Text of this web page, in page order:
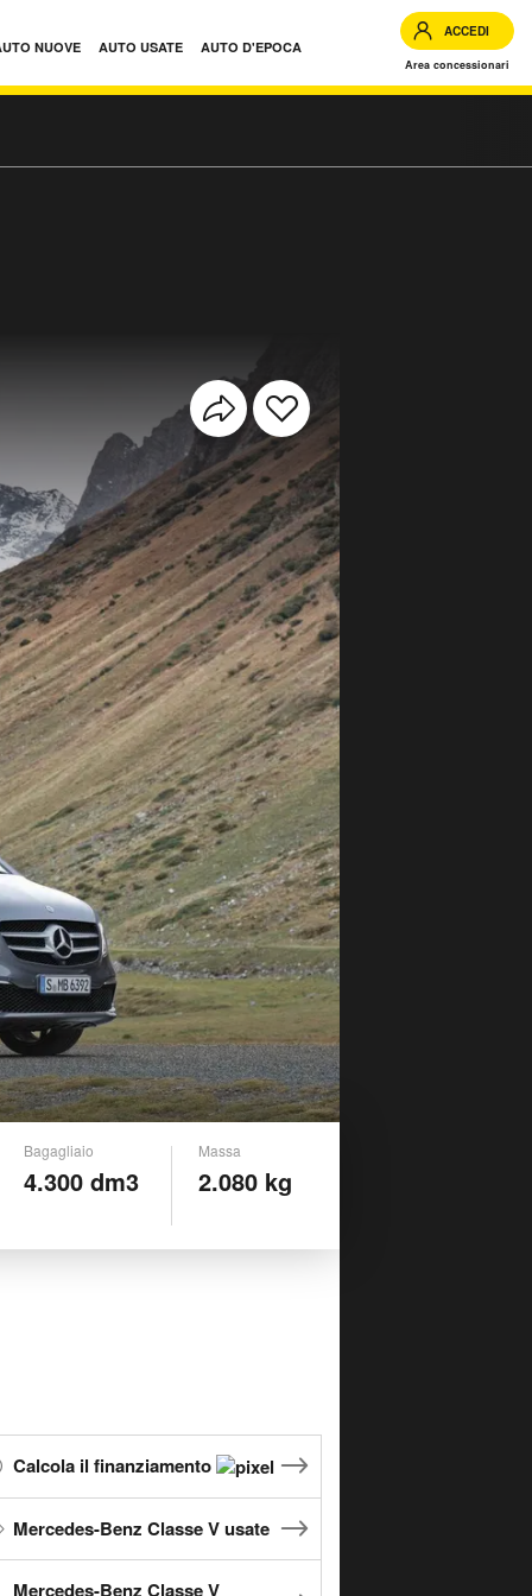
NUOVE AUTO USATE AUTO D'EPOCA
ACCEDI
Area concessionari
Bagagliaio
4.300 dm3
Massa
2.080 kg
Calcola il finanziamento
Mercedes-Benz Classe V usate
Mercedes-Benz Classe V